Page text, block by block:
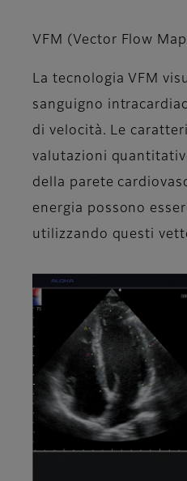
VFM (Vector Flow
La tecnologia VFM
sanguigno
di velocità. Le
valutazioni
della parete
energia possono
utilizzando questi